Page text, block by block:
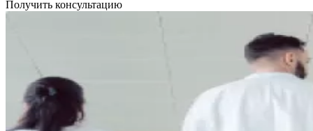
Получить консультацию